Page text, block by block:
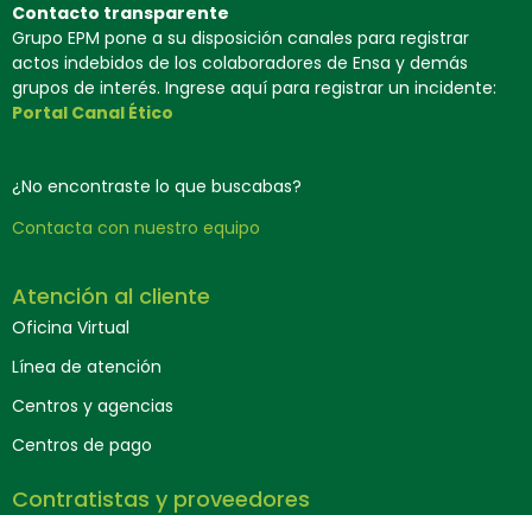
Contacto transparente
Grupo EPM pone a su disposición canales para registrar
actos indebidos de los colaboradores de Ensa y demás
grupos de interés. Ingrese aquí para registrar un incidente:
Portal Canal Ético
¿No encontraste lo que buscabas?
Contacta con nuestro equipo
Atención al cliente
Oficina Virtual
Línea de atención
Centros y agencias
Centros de pago
Contratistas y proveedores